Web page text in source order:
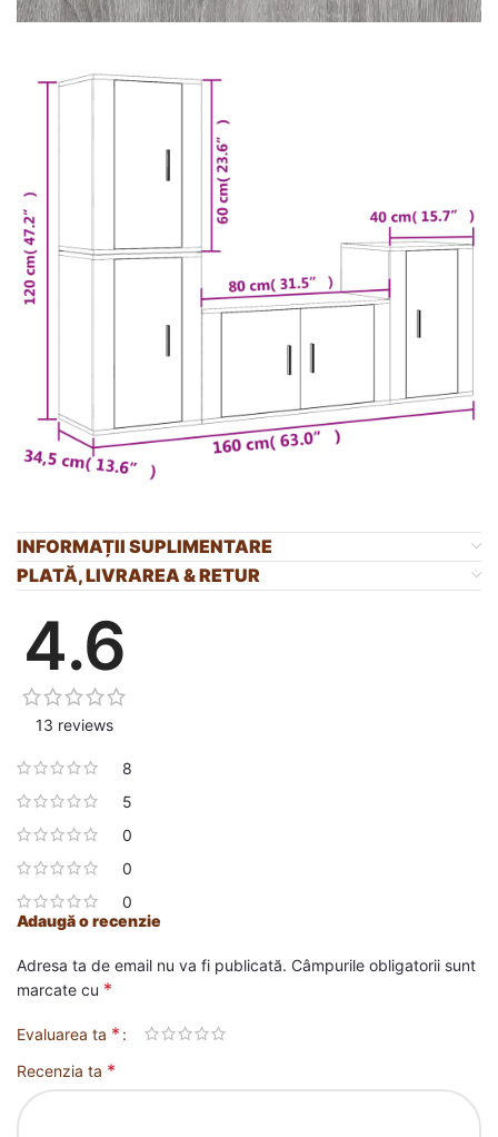
INFORMAȚII SUPLIMENTARE
PLATĂ, LIVRAREA & RETUR
4.6
13 reviews
8
5
0
0
0
Adaugă o recenzie
Adresa ta de email nu va fi publicată. Câmpurile obligatorii sunt
marcate cu *
Evaluarea ta *
Recenzia ta *